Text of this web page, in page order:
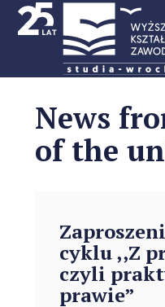
News
of the
cyklu ,,Z
czyli
prawie”